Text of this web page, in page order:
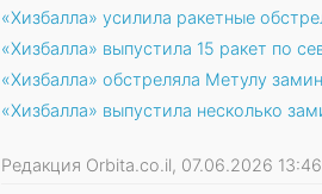
«Хизбалла» усилила ракетные
«Хизбалла» выпустила 15 ракет по
«Хизбалла» обстреляла Метулу
«Хизбалла» выпустила несколько
Редакция Orbita.co.il, 07.06.2026